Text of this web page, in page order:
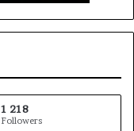
1 218
Followers